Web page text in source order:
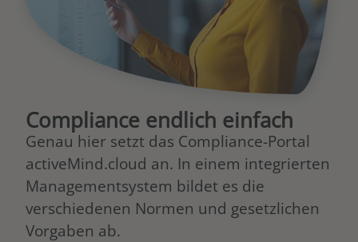
Compliance endlich einfach
Genau hier setzt das Compliance-Portal
activeMind.cloud an. In einem integrierten
Managementsystem bildet es die
verschiedenen Normen und gesetzlichen
Vorgaben ab.